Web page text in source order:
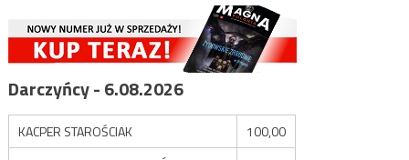
Darczyńcy - 6.08.2026
KACPER STAROŚCIAK
100,00